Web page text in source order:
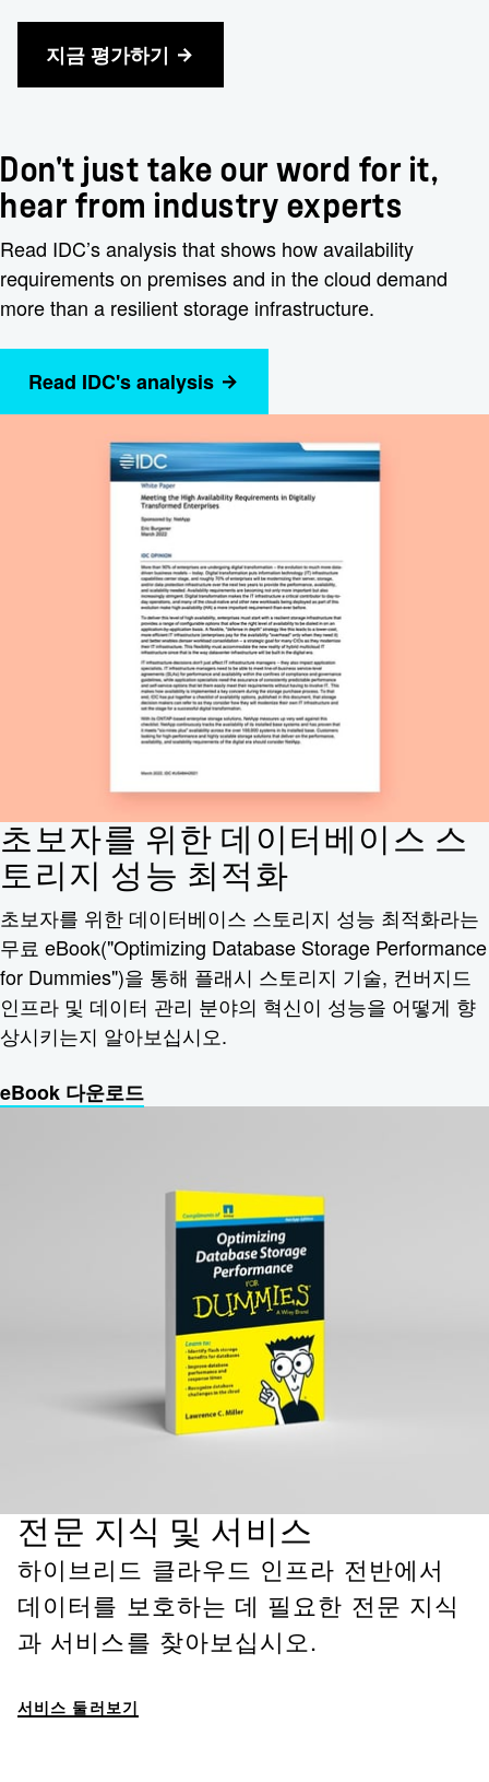
지금 평가하기
Don't just take our word for it,
hear from industry experts
Read IDC’s analysis that shows how availability
requirements on premises and in the cloud demand
more than a resilient storage infrastructure.
Read IDC's analysis
초보자를 위한 데이터베이스 스
토리지 성능 최적화
초보자를 위한 데이터베이스 스토리지 성능 최적화라는
무료 eBook("Optimizing Database Storage Performance
for Dummies")을 통해 플래시 스토리지 기술, 컨버지드
인프라 및 데이터 관리 분야의 혁신이 성능을 어떻게 향
상시키는지 알아보십시오.
eBook 다운로드
전문 지식 및 서비스
하이브리드 클라우드 인프라 전반에서
데이터를 보호하는 데 필요한 전문 지식
과 서비스를 찾아보십시오.
서비스 둘러보기